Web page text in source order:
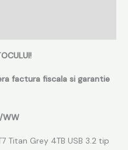
factura fiscala si garantie
WW
Titan Grey 4TB USB 3.2 tip